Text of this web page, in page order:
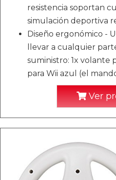
resistencia soportan
simulación deportiva
Diseño ergonómico -
llevar a cualquier
suministro: 1x volante
para Wii azul (el
Ver